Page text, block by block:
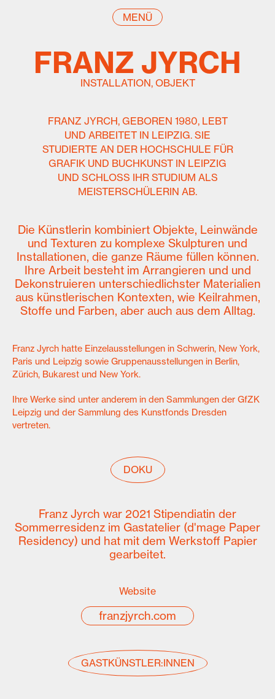
MENÜ
FRANZ JYRCH
INSTALLATION, OBJEKT
FRANZ JYRCH, GEBOREN 1980, LEBT
UND ARBEITET IN LEIPZIG. SIE
STUDIERTE AN DER HOCHSCHULE FÜR
GRAFIK UND BUCHKUNST IN LEIPZIG
UND SCHLOSS IHR STUDIUM ALS
MEISTERSCHÜLERIN AB.
Die Künstlerin kombiniert Objekte, Leinwände
und Texturen zu komplexe Skulpturen und
Installationen, die ganze Räume füllen können.
Ihre Arbeit besteht im Arrangieren und und
Dekonstruieren unterschiedlichster Materialien
aus künstlerischen Kontexten, wie Keilrahmen,
Stoffe und Farben, aber auch aus dem Alltag.
Franz Jyrch hatte Einzelausstellungen in Schwerin, New York,
Paris und Leipzig sowie Gruppenausstellungen in Berlin,
Zürich, Bukarest und New York.
Ihre Werke sind unter anderem in den Sammlungen der GfZK
Leipzig und der Sammlung des Kunstfonds Dresden
vertreten.
DOKU
Franz Jyrch war 2021 Stipendiatin der
Sommerresidenz im Gastatelier (d'mage Paper
Residency) und hat mit dem Werkstoff Papier
gearbeitet.
Website
franzjyrch.com
GASTKÜNSTLER:INNEN